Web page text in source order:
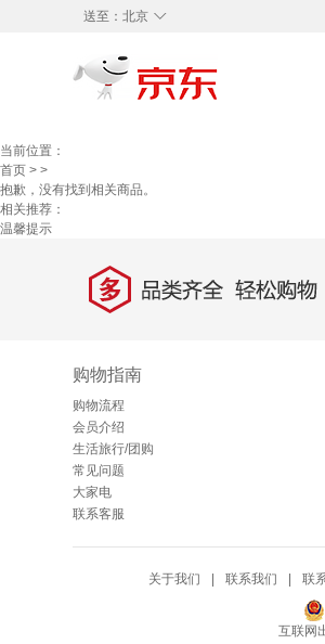
◇
送至： 北京
当前位置：
首页 > >
抱歉，没有找到相关商品。
相关推荐：
温馨提示
多 品类齐全，轻松购物
购物指南
购物流程
会员介绍
生活旅行/团购
常见问题
大家电
联系客服
关于我们 联系我们 联
互联网